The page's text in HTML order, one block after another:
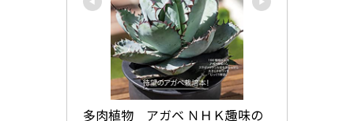
多肉植物　アガベ ＮＨＫ趣味の